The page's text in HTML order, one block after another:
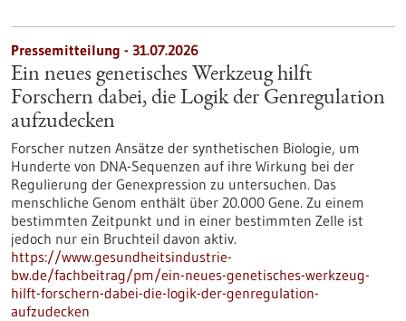
Pressemitteilung - 31.07.2026
Ein neues genetisches Werkzeug hilft
Forschern dabei, die Logik der Genregulation
aufzudecken
Forscher nutzen Ansätze der synthetischen Biologie, um
Hunderte von DNA-Sequenzen auf ihre Wirkung bei der
Regulierung der Genexpression zu untersuchen. Das
menschliche Genom enthält über 20.000 Gene. Zu einem
bestimmten Zeitpunkt und in einer bestimmten Zelle ist
jedoch nur ein Bruchteil davon aktiv.
https://www.gesundheitsindustrie-
bw.de/fachbeitrag/pm/ein-neues-genetisches-werkzeug-
hilft-forschern-dabei-die-logik-der-genregulation-
aufzudecken